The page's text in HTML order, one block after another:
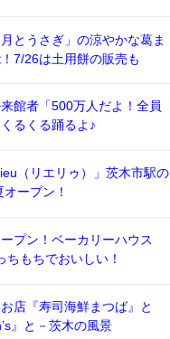
とうさぎ」の涼やかな葛ま
7/26は土用餅の販売も
館者「500万人だよ！全員
るくる踊るよ♪
（リエリゥ）」茨木市駅の
ープン！
プン！ベーカリーハウス
ちもちでおいしい！
店『寿司海鮮まつば』と
』と－茨木の風景